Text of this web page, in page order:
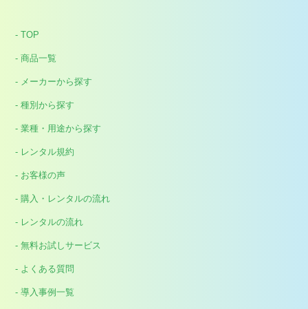
- TOP
- 商品一覧
- メーカーから探す
- 種別から探す
- 業種・用途から探す
- レンタル規約
- お客様の声
- 購入・レンタルの流れ
- レンタルの流れ
- 無料お試しサービス
- よくある質問
- 導入事例一覧